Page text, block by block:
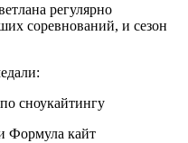
регулярно
соревнований, и сезон
сноукайтингу
кайт